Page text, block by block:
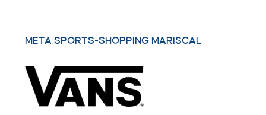
META SPORTS-SHOPPING MARISCAL